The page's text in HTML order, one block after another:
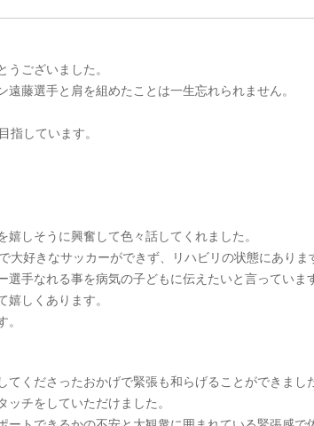
ございました。
藤選手と肩を組めたことは一生忘れられません。
しています。
しそうに興奮して色々話してくれました。
好きなサッカーができず、リハビリの状態にありま
手なれる事を病気の子どもに伝えたいと言っていま
しくあります。
くださったおかげで緊張も和らげることができまし
チをしていただけました。